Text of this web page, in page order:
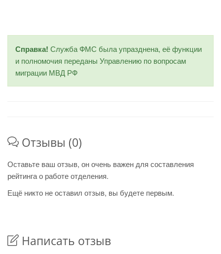
Справка! Служба ФМС была упразднена, её функции
и полномочия переданы Управлению по вопросам
миграции МВД РФ
Отзывы (0)
Оставьте ваш отзыв, он очень важен для составления
рейтинга о работе отделения.
Ещё никто не оставил отзыв, вы будете первым.
Написать отзыв